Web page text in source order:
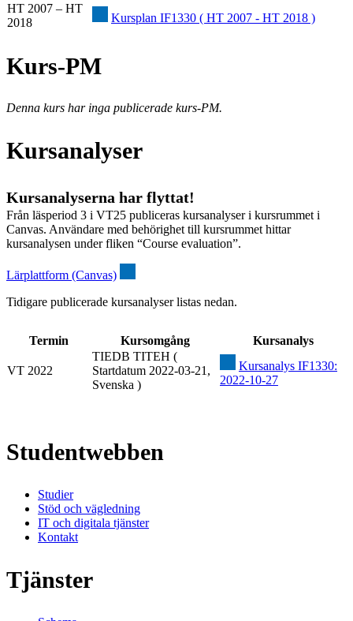
HT 2007 – HT
2018
Kursplan IF1330 ( HT 2007 - HT 2018 )
Kurs-PM
Denna kurs har inga publicerade kurs-PM.
Kursanalyser
Kursanalyserna har flyttat!
Från läsperiod 3 i VT25 publiceras kursanalyser i kursrummet i
Canvas. Användare med behörighet till kursrummet hittar
kursanalysen under fliken “Course evaluation”.
Lärplattform (Canvas)
Tidigare publicerade kursanalyser listas nedan.
Termin Kursomgång Kursanalys
VT 2022
TIEDB TITEH (
Startdatum 2022-03-21,
Svenska )
Kursanalys IF1330:
2022-10-27
Studentwebben
Studier
Stöd och vägledning
IT och digitala tjänster
Kontakt
Tjänster